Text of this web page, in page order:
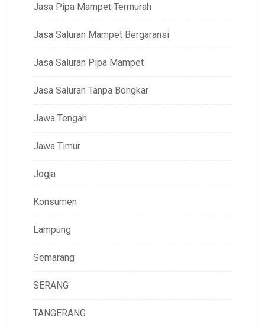
Jasa Pipa Mampet Termurah
Jasa Saluran Mampet Bergaransi
Jasa Saluran Pipa Mampet
Jasa Saluran Tanpa Bongkar
Jawa Tengah
Jawa Timur
Jogja
Konsumen
Lampung
Semarang
SERANG
TANGERANG